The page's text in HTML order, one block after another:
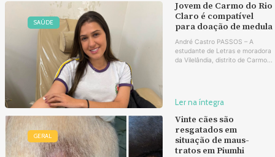
SAÚDE
Jovem de Carmo do Rio
Claro é compatível
para doação de medula
André Castro PASSOS – A
estudante de Letras e moradora
da Vilelândia, distrito de Carmo...
Ler na íntegra
GERAL
Vinte cães são
resgatados em
situação de maus-
tratos em Piumhi